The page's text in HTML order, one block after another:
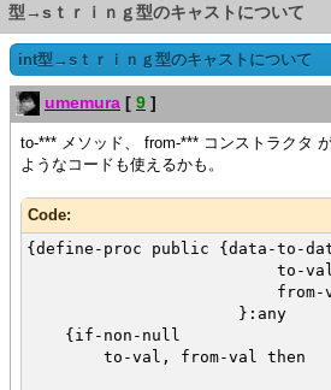
型→sｔｒｉｎｇ型のキャストについて
int型→sｔｒｉｎｇ型のキャストについて
umemura [ 9 ]
to-*** メソッド、 from-*** コンストラクタ
ようなコードも使えるかも。
Code:
{define-proc public {data-to-
to-
from-
}:any
{if-non-null
to-val, from-val then